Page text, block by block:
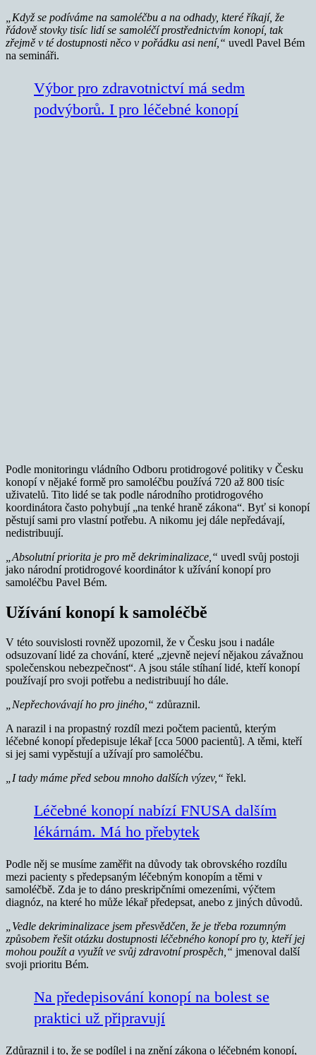
„Když se podíváme na samoléčbu a na odhady, které říkají, že
řádově stovky tisíc lidí se samoléčí prostřednictvím konopí, tak
zřejmě v té dostupnosti něco v pořádku asi není,“ uvedl Pavel Bém
na semináři.
Výbor pro zdravotnictví má sedm
podvýborů. I pro léčebné konopí
Podle monitoringu vládního Odboru protidrogové politiky v Česku
konopí v nějaké formě pro samoléčbu používá 720 až 800 tisíc
uživatelů. Tito lidé se tak podle národního protidrogového
koordinátora často pohybují „na tenké hraně zákona“. Byť si konopí
pěstují sami pro vlastní potřebu. A nikomu jej dále nepředávají,
nedistribuují.
„Absolutní priorita je pro mě dekriminalizace,“ uvedl svůj postoji
jako národní protidrogové koordinátor k užívání konopí pro
samoléčbu Pavel Bém.
Užívání konopí k samoléčbě
V této souvislosti rovněž upozornil, že v Česku jsou i nadále
odsuzovaní lidé za chování, které „zjevně nejeví nějakou závažnou
společenskou nebezpečnost“. A jsou stále stíhaní lidé, kteří konopí
používají pro svoji potřebu a nedistribuují ho dále.
„Nepřechovávají ho pro jiného,“ zdůraznil.
A narazil i na propastný rozdíl mezi počtem pacientů, kterým
léčebné konopí předepisuje lékař [cca 5000 pacientů]. A těmi, kteří
si jej sami vypěstují a užívají pro samoléčbu.
„I tady máme před sebou mnoho dalších výzev,“ řekl.
Léčebné konopí nabízí FNUSA dalším
lékárnám. Má ho přebytek
Podle něj se musíme zaměřit na důvody tak obrovského rozdílu
mezi pacienty s předepsaným léčebným konopím a těmi v
samoléčbě. Zda je to dáno preskripčními omezeními, výčtem
diagnóz, na které ho může lékař předepsat, anebo z jiných důvodů.
„Vedle dekriminalizace jsem přesvědčen, že je třeba rozumným
způsobem řešit otázku dostupnosti léčebného konopí pro ty, kteří jej
mohou použít a využít ve svůj zdravotní prospěch,“ jmenoval další
svoji prioritu Bém.
Na předepisování konopí na bolest se
praktici už připravují
Zdůraznil i to, že se podílel i na znění zákona o léčebném konopí,